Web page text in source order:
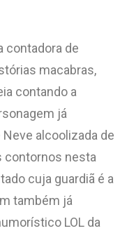
contadora de
macabras,
contando a
já
alcoolizada de
contornos nesta
cuja guardiã é a
também já
LOL da